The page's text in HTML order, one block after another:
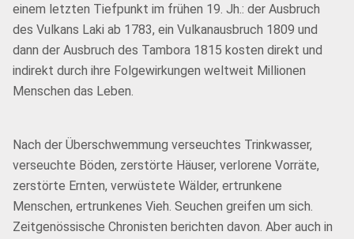
einem letzten Tiefpunkt im frühen 19. Jh.: der Ausbruch
des Vulkans Laki ab 1783, ein Vulkanausbruch 1809 und
dann der Ausbruch des Tambora 1815 kosten direkt und
indirekt durch ihre Folgewirkungen weltweit Millionen
Menschen das Leben.
Nach der Überschwemmung verseuchtes Trinkwasser,
verseuchte Böden, zerstörte Häuser, verlorene Vorräte,
zerstörte Ernten, verwüstete Wälder, ertrunkene
Menschen, ertrunkenes Vieh. Seuchen greifen um sich.
Zeitgenössische Chronisten berichten davon. Aber auch in